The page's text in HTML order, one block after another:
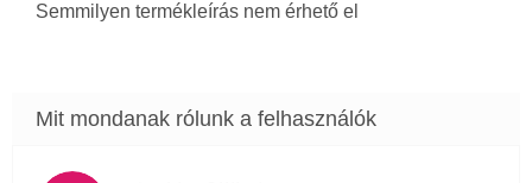
Semmilyen termékleírás nem érhető el